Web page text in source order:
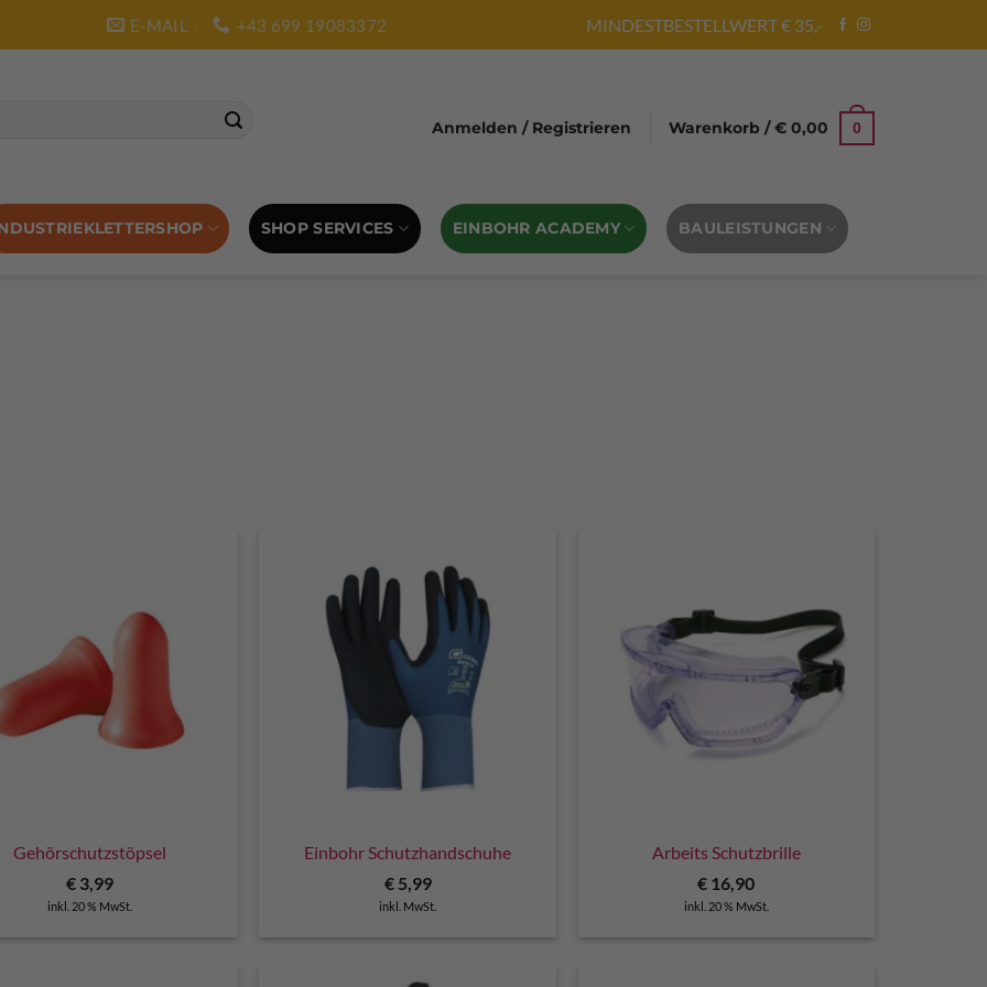
E-MAIL +43 699 19083372 MINDESTBESTELLWERT € 35,-
Anmelden / Registrieren Warenkorb /€ 0,00 0
SHOP SERVICES EINBOHR ACADEMY BAULEISTUNGEN
Gehörschutzstöpsel
€3,99
inkl. 20 % MwSt.
Einbohr Schutzhandschuhe
€5,99
inkl. MwSt.
Arbeits Schutzbrille
€ 16,90
inkl. 20 % MwSt.